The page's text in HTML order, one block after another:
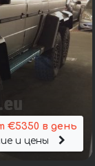
€5350 в день
и цены